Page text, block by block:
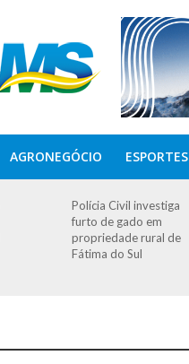
AGRONEGÓCIO ESPORTES
Polícia Civil investiga
furto de gado em
propriedade rural de
Fátima do Sul